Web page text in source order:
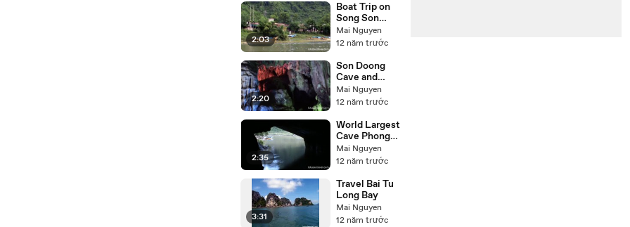
2:03
Boat Trip on
Song Son
River Quang
Binh
Mai Nguyen
12 năm trước
2:20
Son Doong
Cave and
Thien Duong
Cave
Mai Nguyen
12 năm trước
2:35
World Largest
Cave Phong
Nha Quang
Binh
Mai Nguyen
12 năm trước
3:31
Travel Bai Tu
Long Bay
Mai Nguyen
12 năm trước